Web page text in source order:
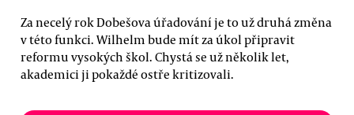
Za necelý rok Dobešova úřadování je to už druhá změna
v této funkci. Wilhelm bude mít za úkol připravit
reformu vysokých škol. Chystá se už několik let,
akademici ji pokaždé ostře kritizovali.